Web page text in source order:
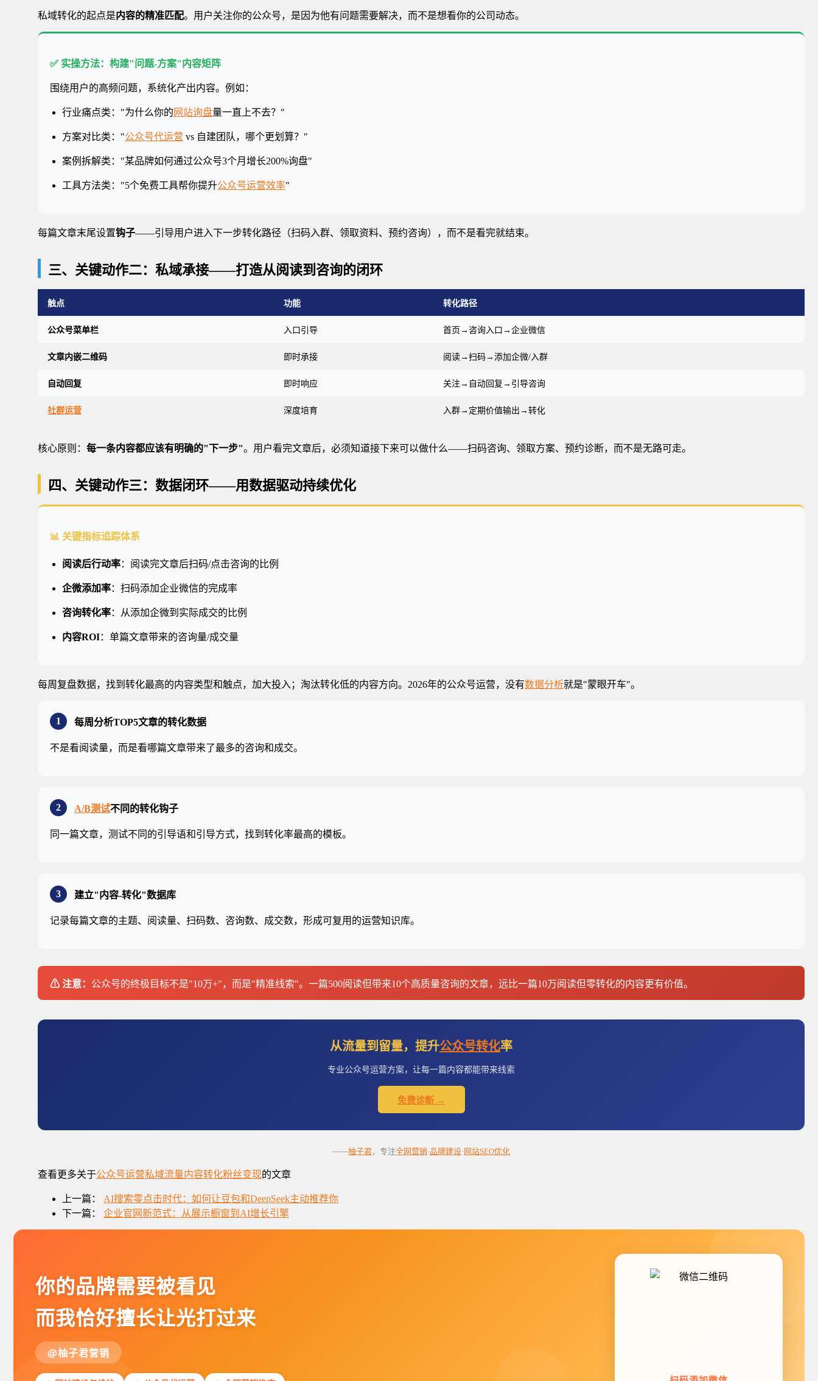
私域转化的起点是内容的精准匹配。用户关注你的公众号，是因为他有问题需要解决，而不是想看你的公司动态。
✅ 实操方法：构建"问题-方案"内容矩阵
围绕用户的高频问题，系统化产出内容。例如：
行业痛点类："为什么你的 网站询盘量一直上不去？"
方案对比类："公众号代运营 vs 自建团队，哪个更划算？"
案例拆解类："某品牌如何通过公众号3个月增长200%询盘"
工具方法类："5个免费工具帮你提升公众号运营效率"
每篇文章末尾设置钩子——引导用户进入下一步转化路径（扫码入群、领取资料、预约咨询），而不是看完就结束。
三、关键动作二：私域承接——打造从阅读到咨询的闭环
触点 功能 转化路径
公众号菜单栏 入口引导 首页→咨询入口→企业微信
文章内嵌二维码 即时承接 阅读→扫码→添加企微/入群
自动回复 即时响应 关注→自动回复→引导咨询
社群运营 深度培育 入群→定期价值输出→转化
核心原则： 每一条内容都应该有明确的"下一步"。用户看完文章后，必须知道接下来可以做什么——扫码咨询、领取方案、预约诊断，而不是无路可走。
四、关键动作三：数据闭环——用数据驱动持续优化
📊 关键指标追踪体系
阅读后行动率：阅读完文章后扫码/点击咨询的比例
企微添加率：扫码添加企业微信的完成率
咨询转化率：从添加企微到实际成交的比例
内容ROI：单篇文章带来的咨询量/成交量
每周复盘数据，找到转化最高的内容类型和触点，加大投入；淘汰转化低的内容方向。2026年的公众号运营，没有数据分析就是"蒙眼开车"。
1 每周分析TOP5文章的转化数据
不是看阅读量，而是看哪篇文章带来了最多的咨询和成交。
2 A/B测试不同的转化钩子
同一篇文章，测试不同的引导语和引导方式，找到转化率最高的模板。
3 建立"内容-转化"数据库
记录每篇文章的主题、阅读量、扫码数、咨询数、成交数，形成可复用的运营知识库。
⚠ 注意： 公众号的终极目标不是"10万+"，而是"精准线索"。一篇500阅读但带来10个高质量咨询的文章，远比一篇10万阅读但零转化的内容更有价值。
从流量到留量，提升公众号转化率
专业公众号运营方案，让每一篇内容都能带来线索
免费诊断 →
——柚子君，专注全网营销·品牌建设· 网站SEO优化
查看更多关于公众号运营私域流量内容转化粉丝变现的文章
上一篇： AI搜索零点击时代：如何让豆包和DeepSeek主动推荐你
下一篇： 企业官网新范式：从展示橱窗到AI增长引擎
你的品牌需要被看见
而我恰好擅长让光打过来
@柚子君营销